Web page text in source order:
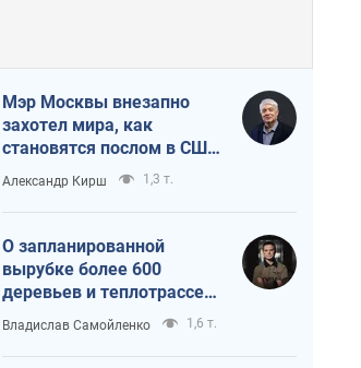
Мэр Москвы внезапно
захотел мира, как
становятся послом в США
и новые украинские топ-
рейтинги
Александр Кирш 1,3 т.
О запланированной
вырубке более 600
деревьев и теплотрассе:
что происходит на
Теремках в Киеве
Владислав Самойленко 1,6 т.